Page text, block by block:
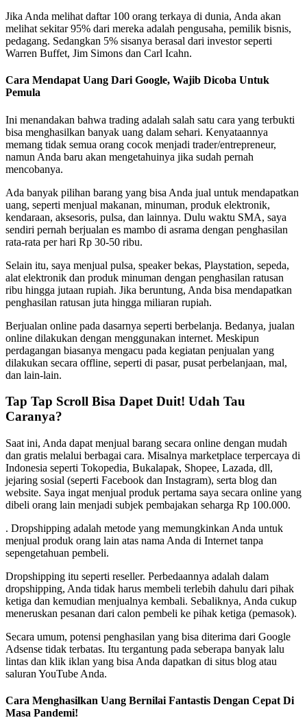
Jika Anda melihat daftar 100 orang terkaya di dunia, Anda akan
melihat sekitar 95% dari mereka adalah pengusaha, pemilik bisnis,
pedagang. Sedangkan 5% sisanya berasal dari investor seperti
Warren Buffet, Jim Simons dan Carl Icahn.
Cara Mendapat Uang Dari Google, Wajib Dicoba Untuk
Pemula
Ini menandakan bahwa trading adalah salah satu cara yang terbukti
bisa menghasilkan banyak uang dalam sehari. Kenyataannya
memang tidak semua orang cocok menjadi trader/entrepreneur,
namun Anda baru akan mengetahuinya jika sudah pernah
mencobanya.
Ada banyak pilihan barang yang bisa Anda jual untuk mendapatkan
uang, seperti menjual makanan, minuman, produk elektronik,
kendaraan, aksesoris, pulsa, dan lainnya. Dulu waktu SMA, saya
sendiri pernah berjualan es mambo di asrama dengan penghasilan
rata-rata per hari Rp 30-50 ribu.
Selain itu, saya menjual pulsa, speaker bekas, Playstation, sepeda,
alat elektronik dan produk minuman dengan penghasilan ratusan
ribu hingga jutaan rupiah. Jika beruntung, Anda bisa mendapatkan
penghasilan ratusan juta hingga miliaran rupiah.
Berjualan online pada dasarnya seperti berbelanja. Bedanya, jualan
online dilakukan dengan menggunakan internet. Meskipun
perdagangan biasanya mengacu pada kegiatan penjualan yang
dilakukan secara offline, seperti di pasar, pusat perbelanjaan, mal,
dan lain-lain.
Tap Tap Scroll Bisa Dapet Duit! Udah Tau
Caranya?
Saat ini, Anda dapat menjual barang secara online dengan mudah
dan gratis melalui berbagai cara. Misalnya marketplace terpercaya di
Indonesia seperti Tokopedia, Bukalapak, Shopee, Lazada, dll,
jejaring sosial (seperti Facebook dan Instagram), serta blog dan
website. Saya ingat menjual produk pertama saya secara online yang
dibeli orang lain menjadi subjek pembajakan seharga Rp 100.000.
. Dropshipping adalah metode yang memungkinkan Anda untuk
menjual produk orang lain atas nama Anda di Internet tanpa
sepengetahuan pembeli.
Dropshipping itu seperti reseller. Perbedaannya adalah dalam
dropshipping, Anda tidak harus membeli terlebih dahulu dari pihak
ketiga dan kemudian menjualnya kembali. Sebaliknya, Anda cukup
meneruskan pesanan dari calon pembeli ke pihak ketiga (pemasok).
Secara umum, potensi penghasilan yang bisa diterima dari Google
Adsense tidak terbatas. Itu tergantung pada seberapa banyak lalu
lintas dan klik iklan yang bisa Anda dapatkan di situs blog atau
saluran YouTube Anda.
Cara Menghasilkan Uang Bernilai Fantastis Dengan Cepat Di
Masa Pandemi!